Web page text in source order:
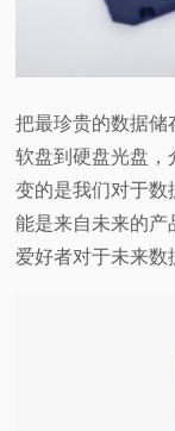
把最珍贵的数据储
软盘到硬盘光盘，
变的是我们对于数
能是来自未来的产
爱好者对于未来数